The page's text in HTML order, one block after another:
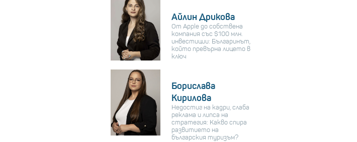
Айлин Дрикова
От Apple до собствена
компания със $100 млн.
инвестиции: Българинът,
който превърна лицето в
ключ
Борислава
Кирилова
Недостиг на кадри, слаба
реклама и липса на
стратегия: Какво спира
развитието на
българския туризъм?